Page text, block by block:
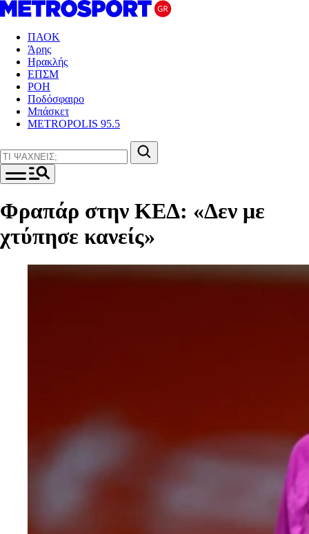
ΠΑΟΚ
Άρης
Ηρακλής
ΕΠΣΜ
ΡΟΗ
Ποδόσφαιρο
Μπάσκετ
METROPOLIS 95.5
Φραπάρ στην ΚΕΔ: «Δεν με
χτύπησε κανείς»